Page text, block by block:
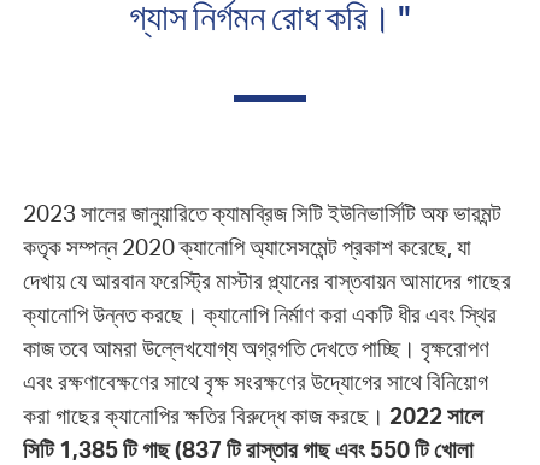
গ্যাস নির্গমন রোধ করি। "
2023 সালের জানুয়ারিতে ক্যামব্রিজ সিটি ইউনিভার্সিটি অফ ভারমন্ট
কতৃক সম্পন্ন 2020 ক্যানোপি অ্যাসেসমেন্ট প্রকাশ করেছে, যা
দেখায় যে আরবান ফরেস্ট্রি মাস্টার প্ল্যানের বাস্তবায়ন আমাদের গাছের
ক্যানোপি উন্নত করছে। ক্যানোপি নির্মাণ করা একটি ধীর এবং স্থির
কাজ তবে আমরা উল্লেখযোগ্য অগ্রগতি দেখতে পাচ্ছি। বৃক্ষরোপণ
এবং রক্ষণাবেক্ষণের সাথে বৃক্ষ সংরক্ষণের উদ্যোগের সাথে বিনিয়োগ
করা গাছের ক্যানোপির ক্ষতির বিরুদ্ধে কাজ করছে। 2022 সালে
সিটি 1,385 টি গাছ (837 টি রাস্তার গাছ এবং 550 টি খোলা